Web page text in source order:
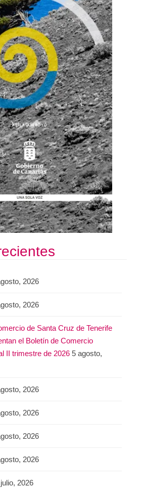
2026
2026
de Santa Cruz de Tenerife
el Boletín de Comercio
II trimestre de 2026 5 agosto,
2026
2026
2026
2026
2026